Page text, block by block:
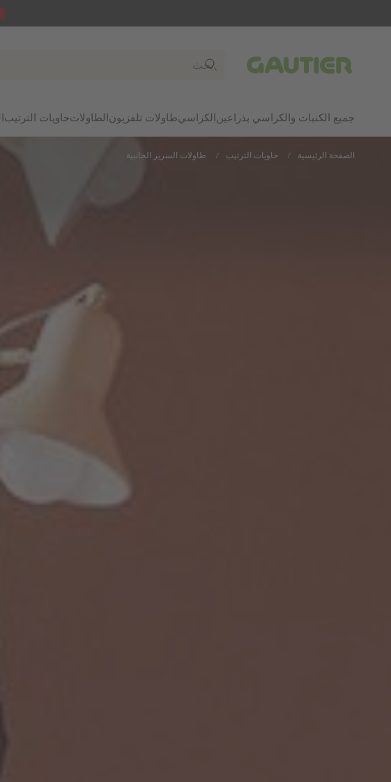
Gautier
جميع الكنبات والكراسي بذراعين الكراسيطاولات تلفزيون الطاولاتحاويات الترتيب
الصفحة الرئيسية حاويات الترتيب طاولات السرير الجانبية